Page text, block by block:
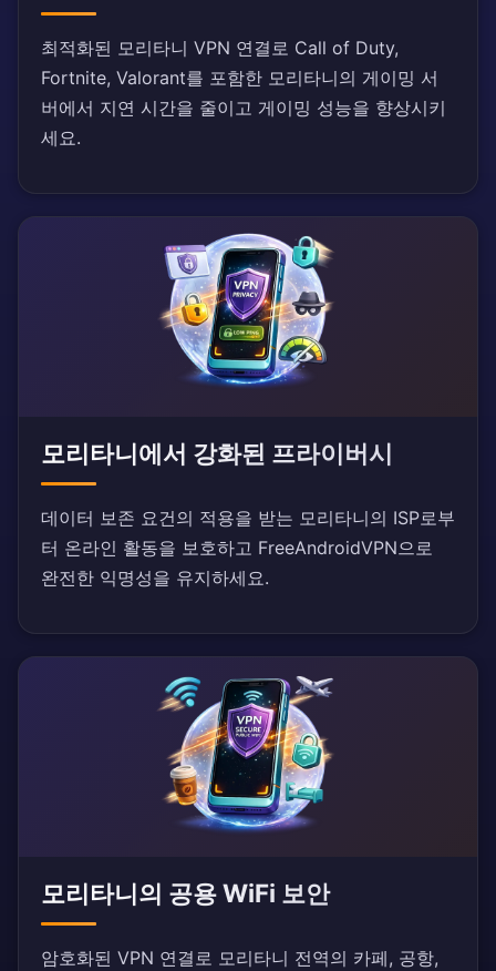
최적화된 모리타니 VPN 연결로 Call of Duty,
Fortnite, Valorant를 포함한 모리타니의 게이밍 서
버에서 지연 시간을 줄이고 게이밍 성능을 향상시키
세요.
모리타니에서 강화된 프라이버시
데이터 보존 요건의 적용을 받는 모리타니의 ISP로부
터 온라인 활동을 보호하고 FreeAndroidVPN으로
완전한 익명성을 유지하세요.
모리타니의 공용 WiFi 보안
암호화된 VPN 연결로 모리타니 전역의 카페, 공항,